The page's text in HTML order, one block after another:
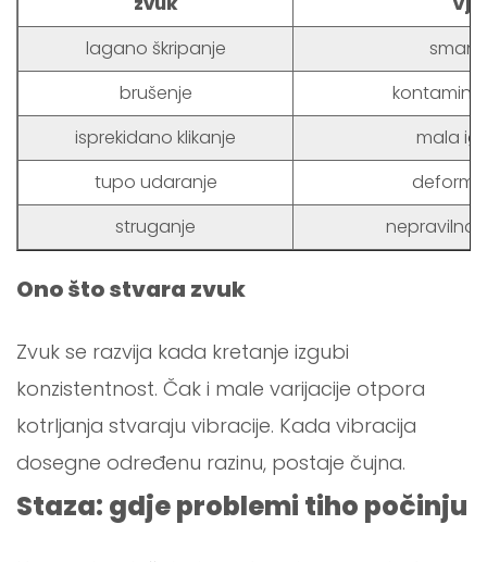
lagano škripanje
brušenje
isprekidano klikanje
mala
tupo udaranje
struganje
Ono što stvara zvuk
Zvuk se razvija kada kretanje izgubi
konzistentnost. Čak i male varijacije otpora
kotrljanja stvaraju vibracije. Kada vibracija
dosegne određenu razinu, postaje čujna.
Staza: gdje problemi tiho počinju